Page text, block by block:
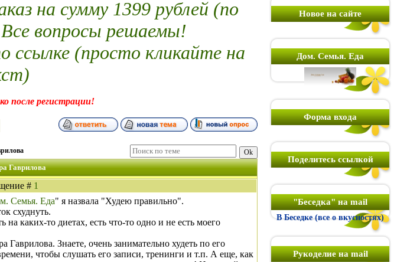
на сумму 1399 рублей (по
вопросы решаемы!
ссылке (просто кликайте на
после регистрации!
Гаврилова
# 1
Семья. Еда" я назвала "Худею правильно".
схуднуть.
на каких-то диетах, есть что-то одно и не есть моего
Гаврилова. Знаете, очень занимательно худеть по его
чтобы слушать его записи, тренинги и т.п. А еще, как
Новое на сайте
Дом. Семья. Еда
Форма входа
Поделитесь ссылкой
"Беседка" на mail
В Беседке (все о вкусностях)
Рукоделие на mail